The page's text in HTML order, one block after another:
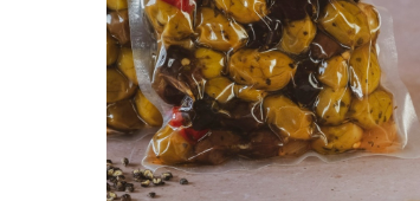
Hit enter to search or ESC to
Search